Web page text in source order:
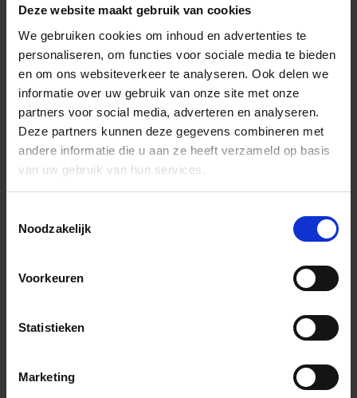
Deze website maakt gebruik van cookies
We gebruiken cookies om inhoud en advertenties te
personaliseren, om functies voor sociale media te bieden
en om ons websiteverkeer te analyseren. Ook delen we
informatie over uw gebruik van onze site met onze
partners voor social media, adverteren en analyseren.
Deze partners kunnen deze gegevens combineren met
andere informatie die u aan ze heeft verzameld op basis
van uw gebruik van hun services.
Noodzakelijk
Voorkeuren
Statistieken
Marketing